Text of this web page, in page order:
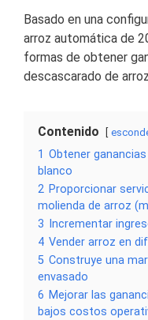
Basado en una
arroz automática de
formas de obtener
descascarado de
Contenido
1 Obtener
blanco
2 Proporcionar
molienda de arroz
3
Incrementar
4 Vender arroz en
5 Construye una
envasado
6 Mejorar las
bajos costos